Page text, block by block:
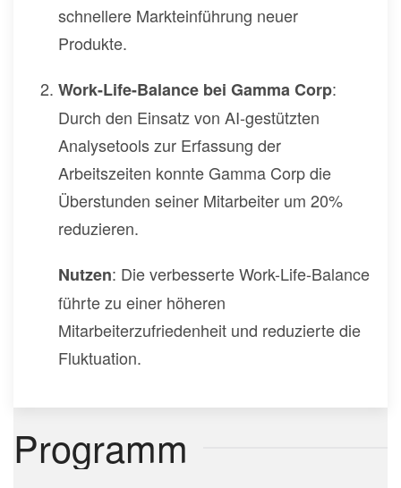
schnellere Markteinführung neuer
Produkte.
Work-Life-Balance bei Gamma Corp:
Durch den Einsatz von AI-gestützten
Analysetools zur Erfassung der
Arbeitszeiten konnte Gamma Corp die
Überstunden seiner Mitarbeiter um 20%
reduzieren.
Nutzen: Die verbesserte Work-Life-Balance
führte zu einer höheren
Mitarbeiterzufriedenheit und reduzierte die
Fluktuation.
Programm